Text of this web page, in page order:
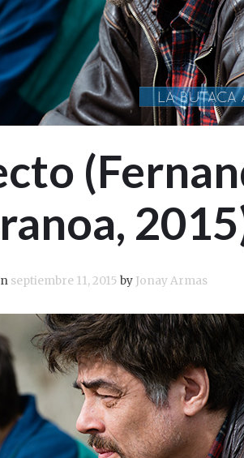
septiembre 11, 2015 by Jonay Armas